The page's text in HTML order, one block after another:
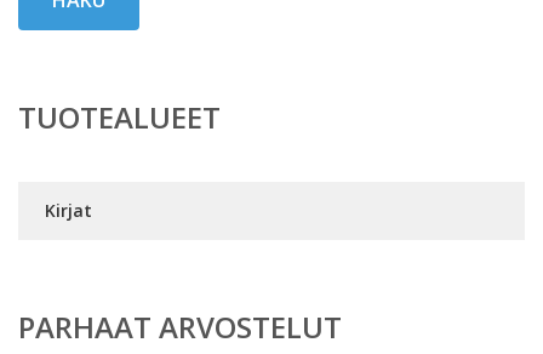
TUOTEALUEET
Kirjat
PARHAAT ARVOSTELUT